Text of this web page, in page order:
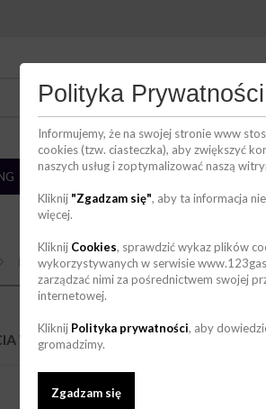
Polityka Prywatności
Informujemy, że na swojej stronie www
cookies (tzw. ciasteczka), aby zwiększyć
naszych usług i zoptymalizować naszą
Kliknij "Zgadzam się", aby ta informacja
więcej.
Kliknij Cookies, sprawdzić wykaz plików
wykorzystywanych w serwisie
zarządzać nimi za pośrednictwem swojej
internetowej.
Kliknij Polityka prywatności, aby
gromadzimy.
Zgadzam się
736
ZMYWALNIA CHŁODNICTWO
Do mycia, płukania i nabłyszczania naczyń i
W ZMYWARCE (4)